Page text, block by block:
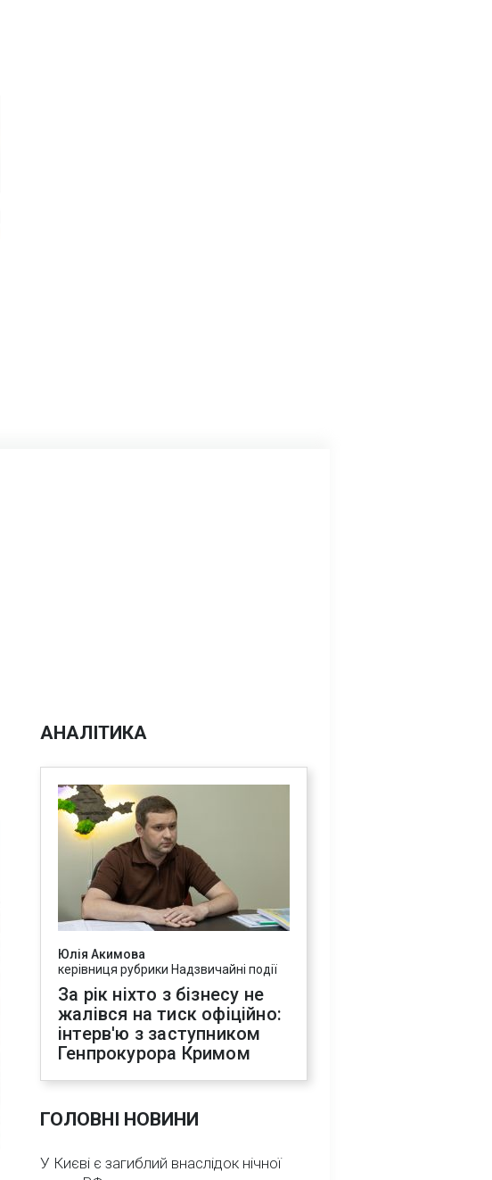
АНАЛІТИКА
Юлія Акимова
керівниця рубрики Надзвичайні події
За рік ніхто з бізнесу не
жалівся на тиск офіційно:
інтерв'ю з заступником
Генпрокурора Кримом
ГОЛОВНІ НОВИНИ
У Києві є загиблий внаслідок нічної